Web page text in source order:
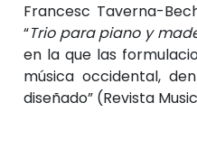
Francesc Taverna-
“Trio para piano y
en la que las
música occidental,
diseñado” (Revista